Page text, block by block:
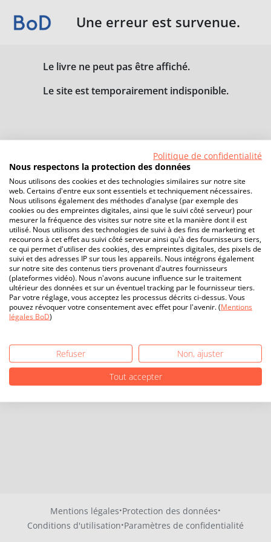
Une erreur est survenue.
Le livre ne peut pas être affiché.
Le site est temporairement indisponible.
Mentions légales·Protection des données·
Conditions d'utilisation·Paramètres de confidentialité
Politique de confidentialité
Nous respectons la protection des données
Nous utilisons des cookies et des technologies similaires sur notre site
web. Certains d'entre eux sont essentiels et techniquement nécessaires.
Nous utilisons également des méthodes d'analyse (par exemple des
cookies ou des empreintes digitales, ainsi que le suivi côté serveur) pour
mesurer la fréquence des visites sur notre site et la manière dont il est
utilisé. Nous utilisons des technologies de suivi à des fins de marketing et
recourons à cet effet au suivi côté serveur ainsi qu'à des fournisseurs tiers,
ce qui permet d'utiliser des cookies, des empreintes digitales, des pixels de
suivi et des adresses IP sur tous les appareils. Nous intégrons également
sur notre site des contenus tiers provenant d'autres fournisseurs
(plateformes vidéo). Nous n'avons aucune influence sur le traitement
ultérieur des données et sur un éventuel tracking par le fournisseur tiers.
Par votre réglage, vous acceptez les processus décrits ci-dessus. Vous
pouvez révoquer votre consentement avec effet pour l'avenir. (Mentions
légales BoD)
Refuser
Non, ajuster
Tout accepter